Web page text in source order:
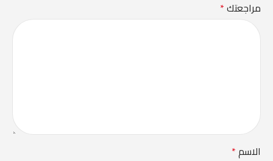
مراجعتك*
الاسم*